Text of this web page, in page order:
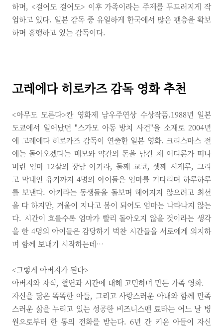
하며, <걸어도 걸어도> 이후 가족이라는 주제를 두드러지게 작
업하고 있다. 일본 감독 중 유일하게 한국에서 많은 팬층을 확보
하며 흥행하고 있는 감독이다.
고레에다 히로카즈 감독 영화 추천
<아무도 모른다>칸 영화제 남우주연상 수상작품.1988년 일본
도쿄에서 일어났던 "스가모 아동 방치 사건"을 소재로 2004년
에 고레에다 히로카즈 감독이 연출한 일본 영화. 크리스마스 전
에는 돌아오겠다는 메모와 약간의 돈을 남긴 채 어디론가 떠나
버린 엄마 12살의 장남 아키라, 둘째 교코, 셋째 시게루, 그리
고 막내인 유키까지 4명의 아이들은 엄마를 기다리며 하루하루
를 보낸다. 아키라는 동생들을 돌보며 헤어지지 않으려고 최선
을 다 하지만, 겨울이 지나고 봄이 되어도 엄마는 나타나지 않는
다. 시간이 흐를수록 엄마가 빨리 돌아오지 않을 것이라는 생각
을 한 4명의 아이들은 감당하기 벅찬 시간들을 서로에게 의지하
며 함께 보내기 시작하는데…
<그렇게 아버지가 된다>
아버지와 자식, 혈연과 시간에 대해 고민하며 만든 가족 영화.
자신을 닮은 똑똑한 아들, 그리고 사랑스러운 아내와 함께 만족
스러운 삶을 누리고 있는 성공한 비즈니스맨 료타는 어느 날 병
원으로부터 한 통의 전화를 받는다. 6년 간 키운 아들이 자신